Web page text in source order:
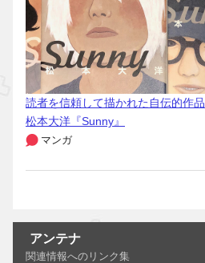
読者を信頼して描かれた自伝的作品
松本大洋『Sunny』
マンガ
アンテナ
関連情報へのリンク集